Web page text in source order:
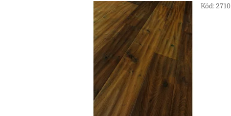
Kód:2710